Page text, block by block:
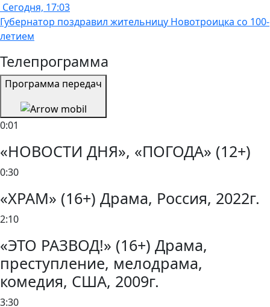
Сегодня, 17:03
Губернатор поздравил жительницу Новотроицка со 100-
летием
Телепрограмма
Программа передач
0:01
«НОВОСТИ ДНЯ», «ПОГОДА» (12+)
0:30
«ХРАМ» (16+) Драма, Россия, 2022г.
2:10
«ЭТО РАЗВОД!» (16+) Драма,
преступление, мелодрама,
комедия, США, 2009г.
3:30